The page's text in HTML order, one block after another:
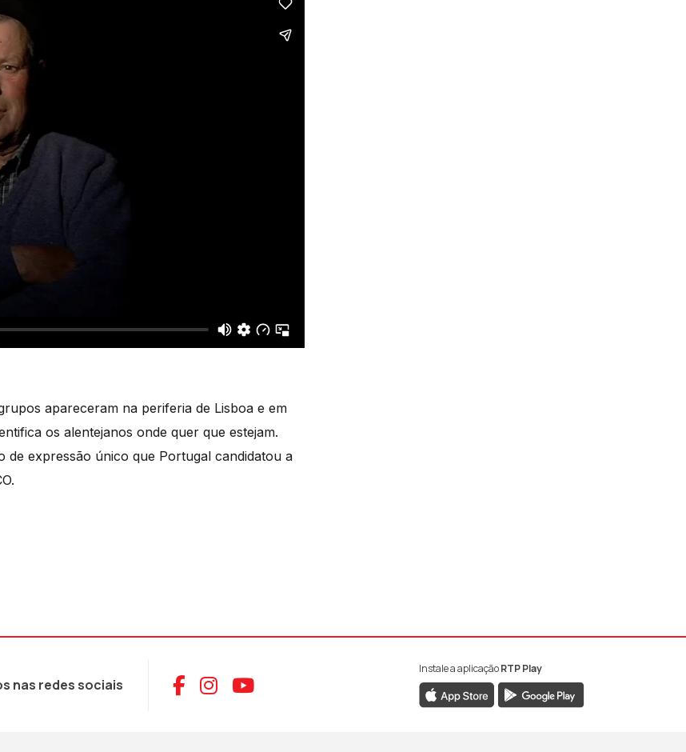
apareceram na periferia de Lisboa e em
os alentejanos onde quer que estejam.
de expressão único que Portugal candidatou a
nas redes sociais Aceder ao Facebook da RTP Antena 1
Aceder ao Instagram da RTP Antena 1
Aceder ao YouTube da RTP Antena 1
Instale a aplicaçãoRTP Play